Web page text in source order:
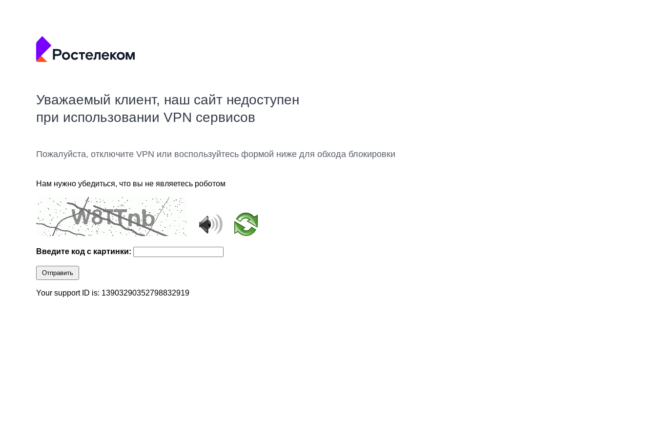
Уважаемый клиент, наш сайт недоступен
при использовании VPN сервисов
Пожалуйста, отключите VPN или воспользуйтесь формой ниже для обхода блокировки
Нам нужно убедиться, что вы не являетесь роботом
Введите код с картинки:
Отправить
Your support ID is: 13903290352798832919